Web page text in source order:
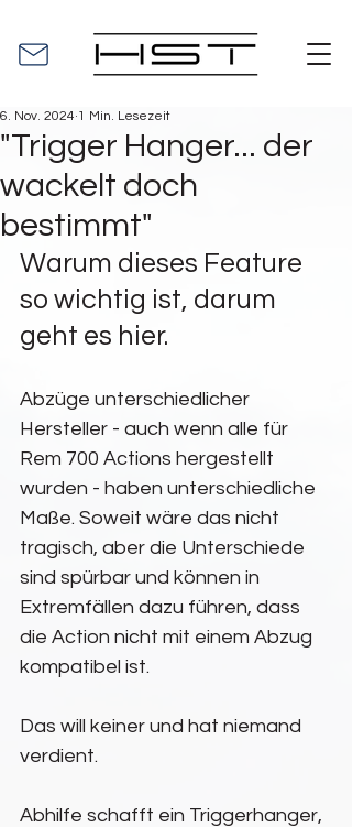
"Trigger Hanger... der
wackelt doch
bestimmt"
6. Nov. 2024 1 Min. Lesezeit
Warum dieses Feature
so wichtig ist, darum
geht es hier.
Abzüge unterschiedlicher
Hersteller - auch wenn alle für
Rem 700 Actions hergestellt
wurden - haben unterschiedliche
Maße. Soweit wäre das nicht
tragisch, aber die Unterschiede
sind spürbar und können in
Extremfällen dazu führen, dass
die Action nicht mit einem Abzug
kompatibel ist.
Das will keiner und hat niemand
verdient.
Abhilfe schafft ein Triggerhanger,